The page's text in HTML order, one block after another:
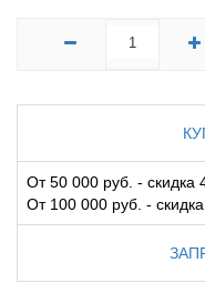
От 50 000 руб. - скидка
От 100 000 руб. -